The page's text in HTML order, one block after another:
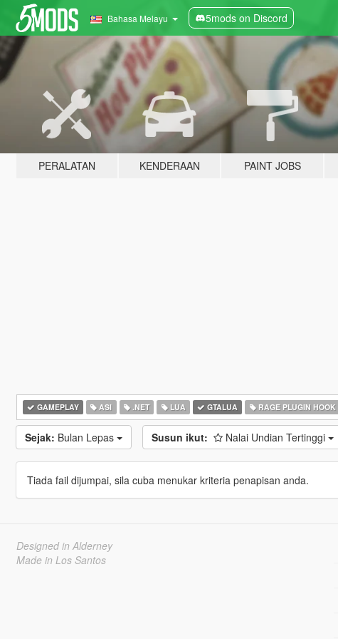
Bahasa Melayu 5mods on Discord
PERALATAN KENDERAAN PAINT JOBS
GAMEPLAY ASI .NET LUA GTALUA RAGE PLUGIN HOOK
Sejak: Bulan Lepas Susun ikut: Nalai Undian Tertinggi
Tiada fail dijumpai, sila cuba menukar kriteria penapisan anda.
Designed in Alderney
Made in Los Santos